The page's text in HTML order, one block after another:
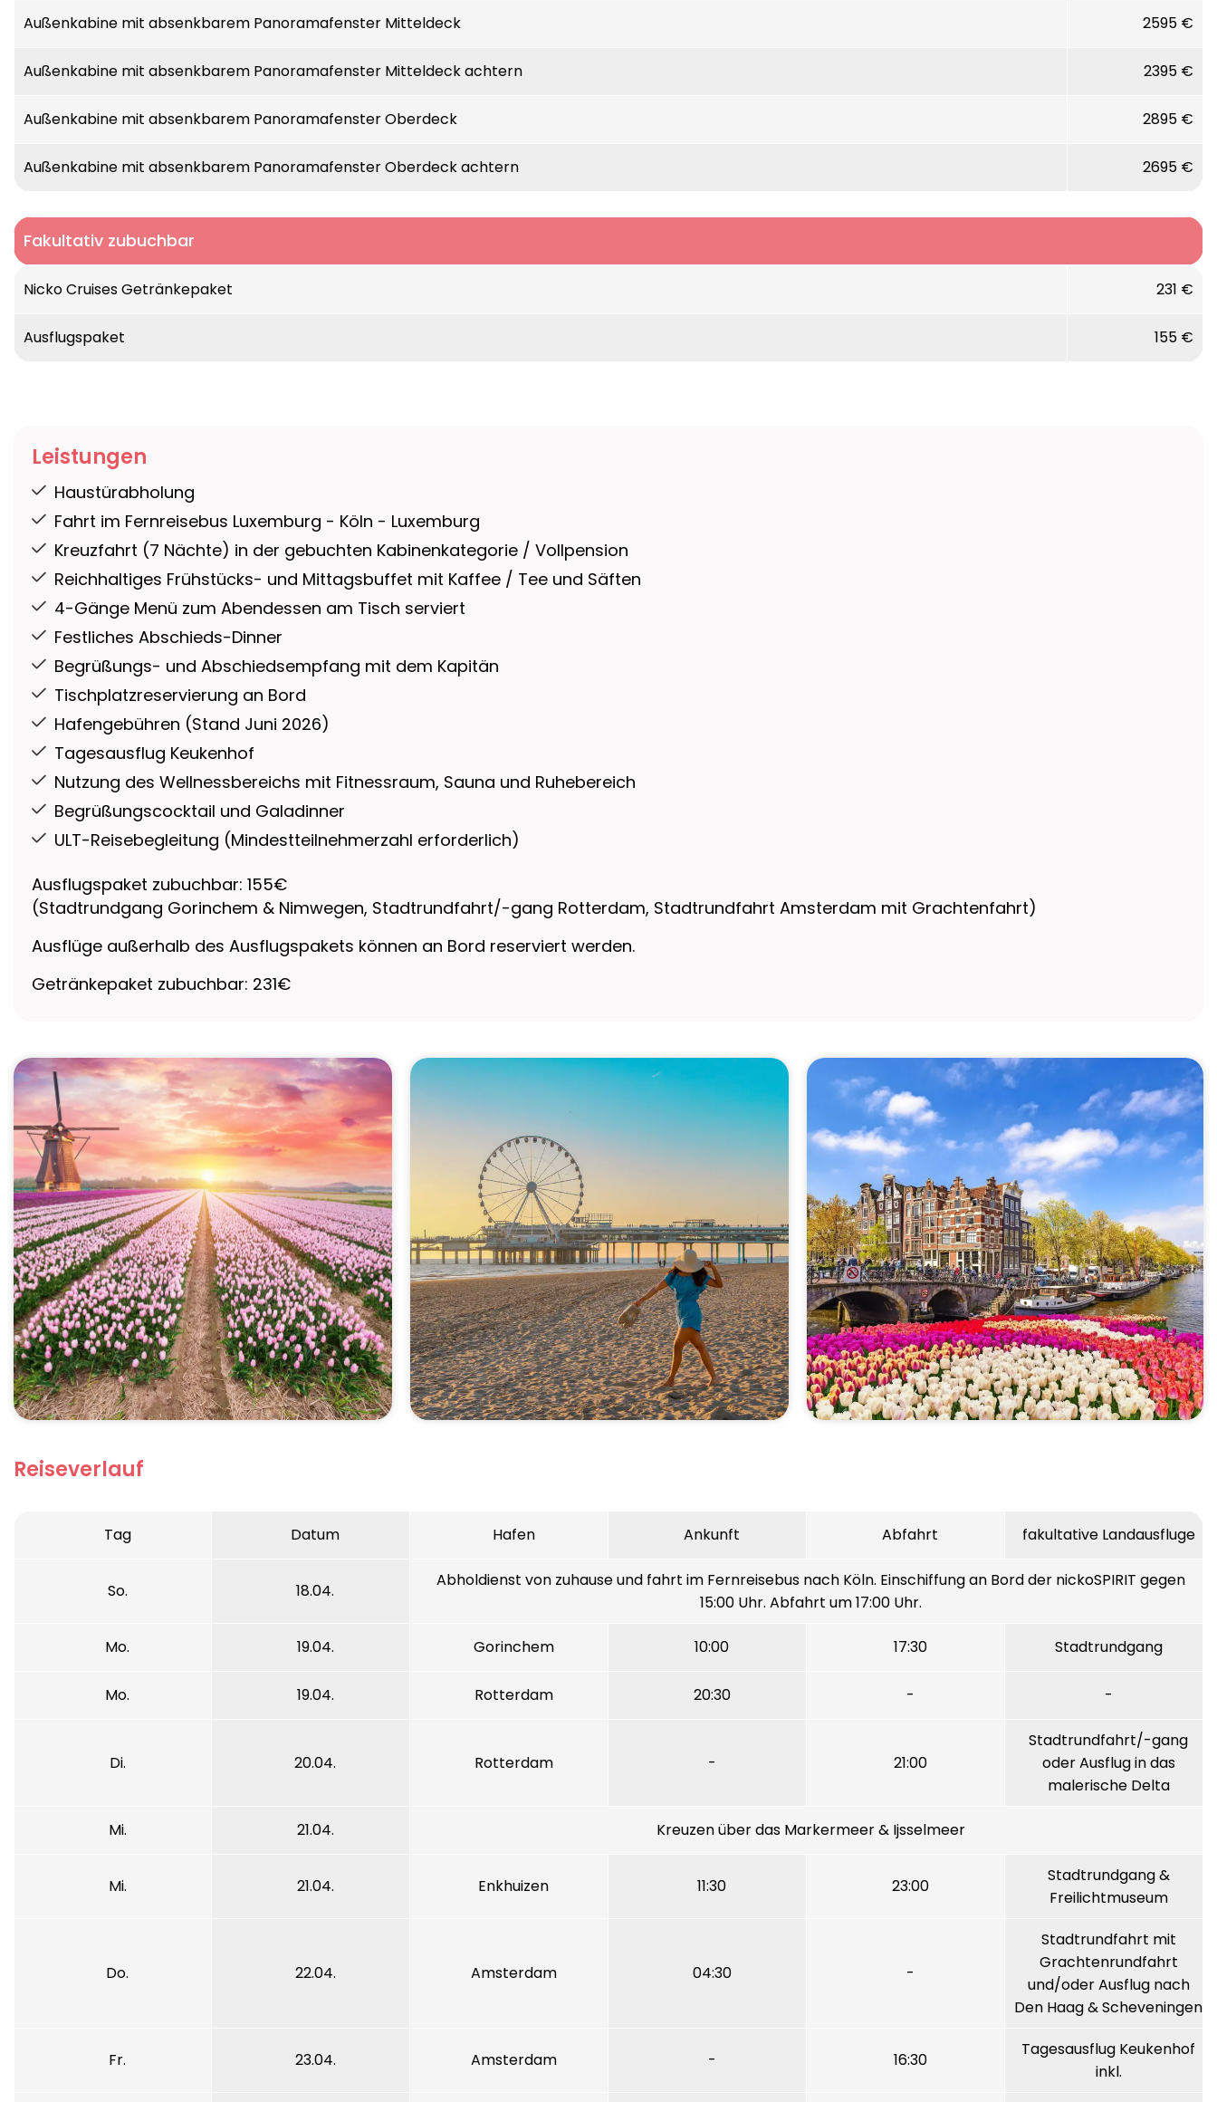
Außenkabine mit absenkbarem Panoramafenster Mitteldeck 2595 €
Außenkabine mit absenkbarem Panoramafenster Mitteldeck achtern 2395 €
Außenkabine mit absenkbarem Panoramafenster Oberdeck 2895 €
Außenkabine mit absenkbarem Panoramafenster Oberdeck achtern 2695 €
Fakultativ zubuchbar
Nicko Cruises Getränkepaket 231 €
Ausflugspaket 155 €
Leistungen
Haustürabholung
Fahrt im Fernreisebus Luxemburg - Köln - Luxemburg
Kreuzfahrt (7 Nächte) in der gebuchten Kabinenkategorie / Vollpension
Reichhaltiges Frühstücks- und Mittagsbuffet mit Kaffee / Tee und Säften
4-Gänge Menü zum Abendessen am Tisch serviert
Festliches Abschieds-Dinner
Begrüßungs- und Abschiedsempfang mit dem Kapitän
Tischplatzreservierung an Bord
Hafengebühren (Stand Juni 2026)
Tagesausflug Keukenhof
Nutzung des Wellnessbereichs mit Fitnessraum, Sauna und Ruhebereich
Begrüßungscocktail und Galadinner
ULT-Reisebegleitung (Mindestteilnehmerzahl erforderlich)
Ausflugspaket zubuchbar: 155€
(Stadtrundgang Gorinchem & Nimwegen, Stadtrundfahrt/-gang Rotterdam, Stadtrundfahrt Amsterdam mit Grachtenfahrt)
Ausflüge außerhalb des Ausflugspakets können an Bord reserviert werden.
Getränkepaket zubuchbar: 231€
Reiseverlauf
Tag Datum Hafen Ankunft Abfahrt fakultative Landausfluge
So. 18.04.
Abholdienst von zuhause und fahrt im Fernreisebus nach Köln. Einschiffung an Bord der nickoSPIRIT gegen
15:00 Uhr. Abfahrt um 17:00 Uhr.
Mo. 19.04. Gorinchem 10:00 17:30 Stadtrundgang
Mo. 19.04. Rotterdam 20:30 - -
Di. 20.04. Rotterdam - 21:00
Stadtrundfahrt/-gang
oder Ausflug in das
malerische Delta
Mi. 21.04. Kreuzen über das Markermeer & Ijsselmeer
Mi. 21.04. Enkhuizen 11:30 23:00
Stadtrundgang &
Freilichtmuseum
Do. 22.04. Amsterdam 04:30 -
Stadtrundfahrt mit
Grachtenrundfahrt
und/oder Ausflug nach
Den Haag & Scheveningen
Fr. 23.04. Amsterdam - 16:30
Tagesausflug Keukenhof
inkl.